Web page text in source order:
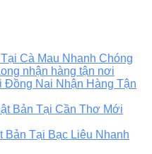
Cà Mau Nhanh Chóng
nhận hàng tận nơi
Nai Nhận Hàng Tận
Bản Tại Cần Thơ Mới
Tại Bạc Liêu Nhanh